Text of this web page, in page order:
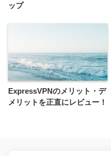
ップ
ExpressVPNのメリット・デ
メリットを正直にレビュー！